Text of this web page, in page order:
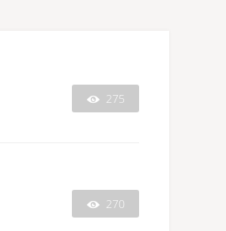
 275
 270